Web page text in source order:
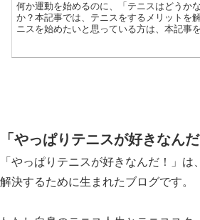
何か運動を始めるのに、「テニスはどうか
か？本記事では、テニスをするメリットを
ニスを始めたいと思っている方は、本記事
「やっぱりテニスが好きなん
「やっぱりテニスが好きなんだ！」
解決するために生まれたブログです。